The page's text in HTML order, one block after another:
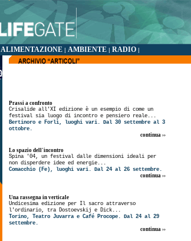
ALIMENTAZIONE | AMBIENTE | RADIO |
Prassi a confronto
Crisalide all'XI edizione è un esempio di come un
festival sia luogo di incontro e pensiero reale...
Bertinoro e Forlì, luoghi vari. Dal 30 settembre al 3
ottobre.
continua ››
Lo spazio dell'incontro
Spina '04, un festival dalle dimensioni ideali per
non disperdere idee ed energie...
Comacchio (Fe), luoghi vari. Dal 24 al 26 settembre.
continua ››
Una rassegna in verticale
Undicesima edizione per Il sacro attraverso
l'ordinario, tra Dostoevskij e Dick...
Torino, Teatro Juvarra e Café Procope. Dal 24 al 29
settembre.
continua ››